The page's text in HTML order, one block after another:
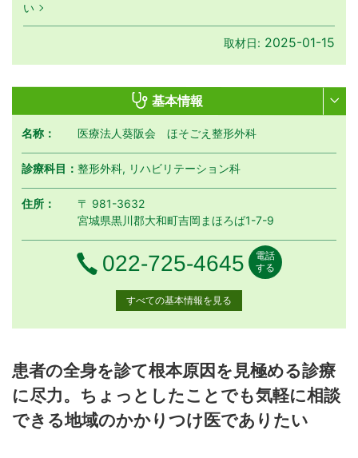
い
取材日: 2025-01-15
基本情報
名称： 医療法人葵阪会 ほそごえ整形外科
診療科目：整形外科, リハビリテーション科
住所：
〒 981-3632
宮城県黒川郡大和町吉岡まほろば1-7-9
電話番号
022-725-4645
電話
する
すべての基本情報を見る
9:00～12:30
● ● ● ● ●
●
14:30～18:00
● ● ● ●
患者の全身を診て根本原因を見極める診療
に尽力。ちょっとしたことでも気軽に相談
できる地域のかかりつけ医でありたい